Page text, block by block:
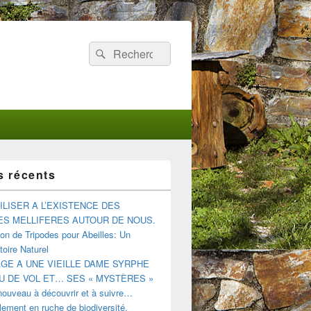
Recherche :
Rechercher
récents
A L’EXISTENCE DES
MELLIFERES AUTOUR DE NOUS.
de Tripodes pour Abeilles: Un
Naturel
A UNE VIEILLE DAME SYRPHE
DE VOL ET… SES « MYSTÈRES »
à découvrir et à suivre…
en ruche de biodiversité.